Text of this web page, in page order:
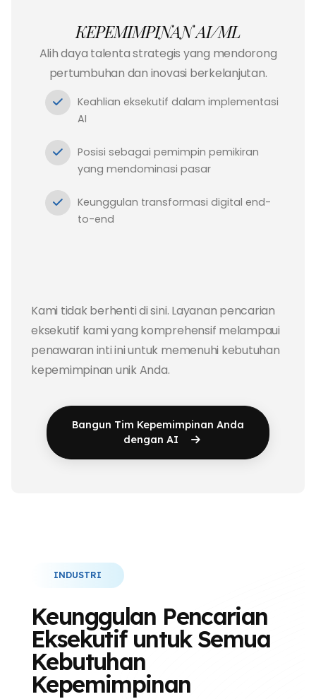
KEPEMIMPINAN AI/ML
Alih daya talenta strategis yang mendorong
pertumbuhan dan inovasi berkelanjutan.
Keahlian eksekutif dalam implementasi
AI
Posisi sebagai pemimpin pemikiran
yang mendominasi pasar
Keunggulan transformasi digital end-
to-end
Kami tidak berhenti di sini. Layanan pencarian
eksekutif kami yang komprehensif melampaui
penawaran inti ini untuk memenuhi kebutuhan
kepemimpinan unik Anda.
Bangun Tim Kepemimpinan Anda
dengan AI
INDUSTRI
Keunggulan Pencarian
Eksekutif untuk Semua
Kebutuhan
Kepemimpinan